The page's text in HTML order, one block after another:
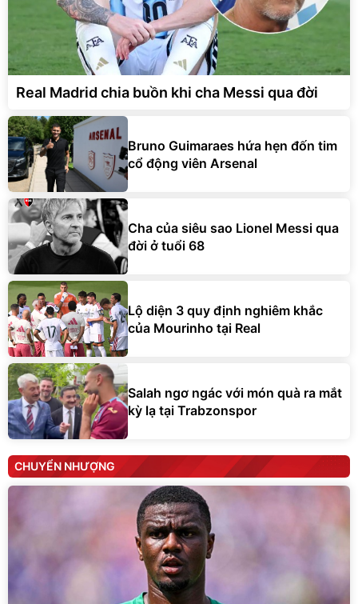
Real Madrid chia buồn khi cha Messi qua đời
Bruno Guimaraes hứa hẹn đốn tim
cổ động viên Arsenal
Cha của siêu sao Lionel Messi qua
đời ở tuổi 68
Lộ diện 3 quy định nghiêm khắc
của Mourinho tại Real
Salah ngơ ngác với món quà ra mắt
kỳ lạ tại Trabzonspor
CHUYỂN NHƯỢNG